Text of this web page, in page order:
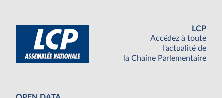
LCP
Accédez à toute
l'actualité de
la Chaine Parlementaire